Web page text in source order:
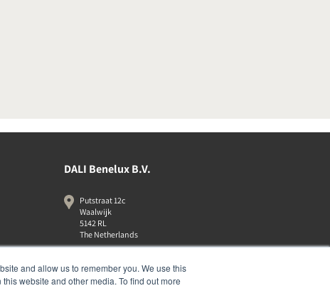
and allow us to remember you. We use this
website and other media. To find out more
DALI Benelux B.V.
Putstraat 12c
Waalwijk
5142 RL
The Netherlands
info@dalibenelux.com